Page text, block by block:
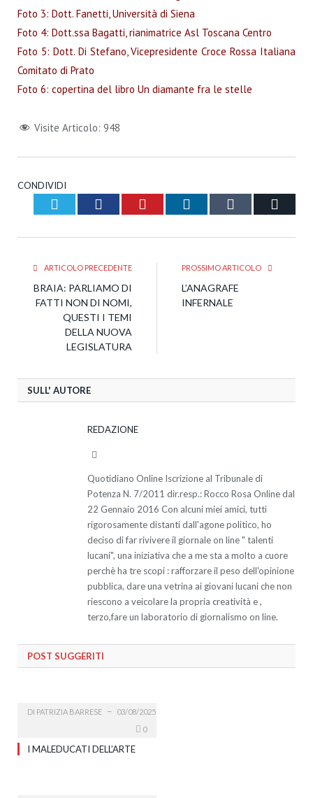
Foto 3: Dott. Fanetti, Università di Siena
Foto 4: Dott.ssa Bagatti, rianimatrice Asl Toscana Centro
Foto 5: Dott. Di Stefano, Vicepresidente Croce Rossa Italiana
Comitato di Prato
Foto 6: copertina del libro Un diamante fra le stelle
Visite Articolo: 948
CONDIVIDI
Twitter Facebook Pinterest LinkedIn Tumblr
ARTICOLO PRECEDENTE
BRAIA: PARLIAMO DI
FATTI NON DI NOMI,
QUESTI I TEMI
DELLA NUOVA
LEGISLATURA
PROSSIMO ARTICOLO
L’ANAGRAFE
INFERNALE
SULL' AUTORE
REDAZIONE
Quotidiano Online Iscrizione al Tribunale di
Potenza N. 7/2011 dir.resp.: Rocco Rosa Online dal
22 Gennaio 2016 Con alcuni miei amici, tutti
rigorosamente distanti dall'agone politico, ho
deciso di far rivivere il giornale on line " talenti
lucani", una iniziativa che a me sta a molto a cuore
perchè ha tre scopi : rafforzare il peso dell'opinione
pubblica, dare una vetrina ai giovani lucani che non
riescono a veicolare la propria creatività e ,
terzo,fare un laboratorio di giornalismo on line.
POST SUGGERITI
DI PATRIZIA BARRESE
03/08/2025
0
I MALEDUCATI DELL’ARTE